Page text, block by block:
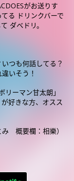
がお送りす
る ドリンクバーで
ダベドリ。
つも何話してる？
いそう！
ーマン甘太朗」
好きな方、オスス
み 概要欄：相樂）